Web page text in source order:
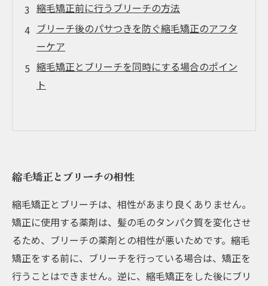
縮毛矯正前に行うブリーチの方法
ブリーチ後のパサつきを防ぐ縮毛矯正のアフタ
ーケア
縮毛矯正とブリーチを同時にする場合のポイン
ト
縮毛矯正とブリーチの相性
縮毛矯正とブリーチは、相性があまり良くありません。
矯正に使用する薬剤は、髪の毛のタンパク質を変化させ
るため、ブリーチの薬剤との相性が悪いためです。縮毛
矯正をする前に、ブリーチを行っている場合は、矯正を
行うことはできません。逆に、縮毛矯正をした後にブリ